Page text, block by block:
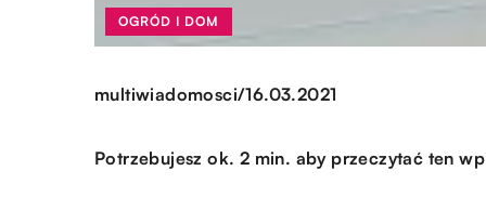
OGRÓD I DOM
multiwiadomosci/16.03.2021
Potrzebujesz ok. 2 min. aby przeczytać ten